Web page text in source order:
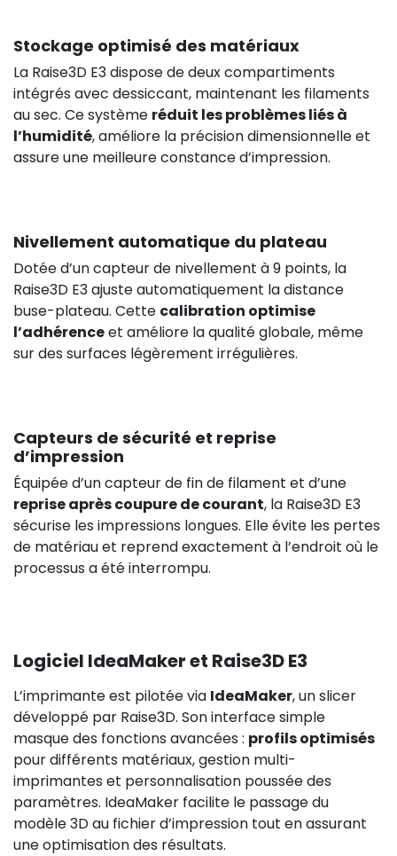
Stockage optimisé des matériaux
La Raise3D E3 dispose de deux compartiments
intégrés avec dessiccant, maintenant les filaments
au sec. Ce système réduit les problèmes liés à
l’humidité, améliore la précision dimensionnelle et
assure une meilleure constance d’impression.
Nivellement automatique du plateau
Dotée d’un capteur de nivellement à 9 points, la
Raise3D E3 ajuste automatiquement la distance
buse-plateau. Cette calibration optimise
l’adhérenceet améliore la qualité globale, même
sur des surfaces légèrement irrégulières.
Capteurs de sécurité et reprise
d’impression
Équipée d’un capteur de fin de filament et d’une
reprise après coupure de courant, la Raise3D E3
sécurise les impressions longues. Elle évite les pertes
de matériau et reprend exactement à l’endroit où le
processus a été interrompu.
Logiciel IdeaMaker et Raise3D E3
L’imprimante est pilotée via IdeaMaker, un slicer
développé par Raise3D. Son interface simple
masque des fonctions avancées : profils optimisés
pour différents matériaux, gestion multi-
imprimantes et personnalisation poussée des
paramètres. IdeaMaker facilite le passage du
modèle 3D au fichier d’impression tout en assurant
une optimisation des résultats.